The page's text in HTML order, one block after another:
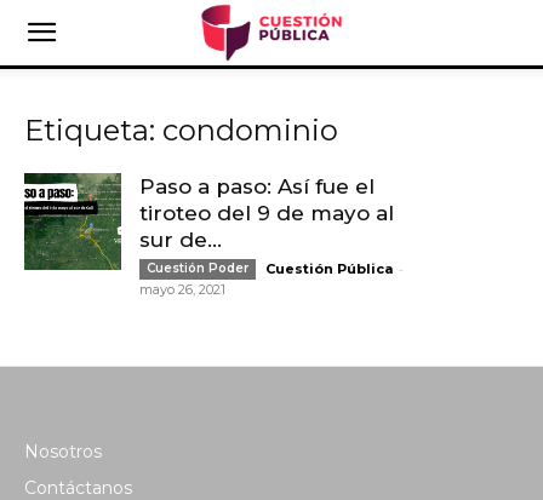
Etiqueta: condominio
Paso a paso: Así fue el
tiroteo del 9 de mayo al
sur de...
Cuestión Poder Cuestión Pública -
mayo 26, 2021
Nosotros
Contáctanos